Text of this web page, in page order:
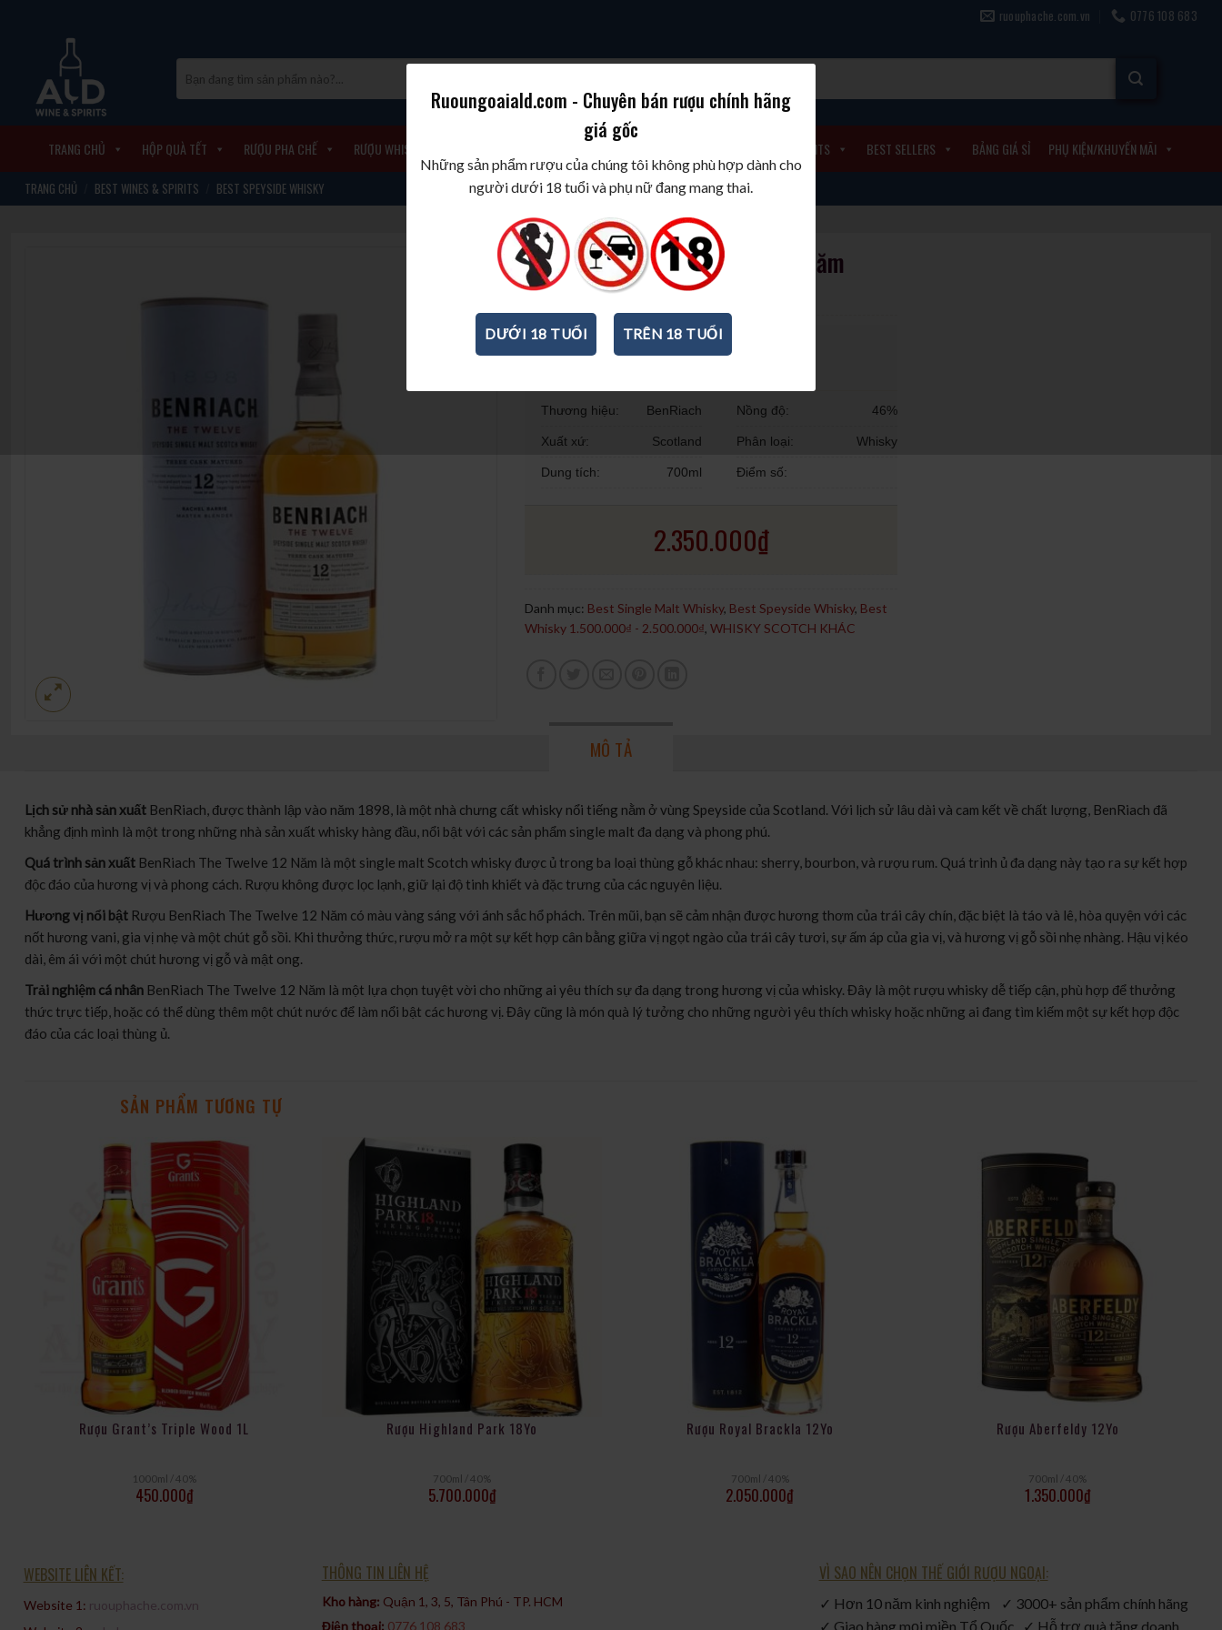
ruouphache.com.vn 0776 108 683
kiếm:
TRANG CHỦ HỘP QUÀ TẾT RƯỢU PHA CHẾ RƯỢU WHISKY BEST WINES & SPIRITS BEST SELLERS BẢNG GIÁ SỈ PHỤ KIỆN/KHUYẾN MÃI
TRANG CHỦ BEST WINES & SPIRITS BEST SPEYSIDE WHISKY
Rượu Benriach The Twelve 12 năm
700ml 46%
Thương hiệu: BenRiach
Xuất xứ: Scotland
Dung tích: 700ml
Nồng độ: 46%
Phân loại: Whisky
Điểm số:
2.350.000₫
Danh mục: Best Single Malt Whisky, Best Speyside Whisky, Best
Whisky 1.500.000₫ - 2.500.000₫, WHISKY SCOTCH KHÁC
MÔ TẢ
Lịch sử nhà sản xuất BenRiach, được thành lập vào năm 1898, là một nhà chưng cất whisky nổi tiếng nằm ở vùng Speyside của Scotland. Với lịch sử lâu dài và cam kết về chất lượng, BenRiach đã
khẳng định mình là một trong những nhà sản xuất whisky hàng đầu, nổi bật với các sản phẩm single malt đa dạng và phong phú.
Quá trình sản xuất BenRiach The Twelve 12 Năm là một single malt Scotch whisky được ủ trong ba loại thùng gỗ khác nhau: sherry, bourbon, và rượu rum. Quá trình ủ đa dạng này tạo ra sự kết hợp
độc đáo của hương vị và phong cách. Rượu không được lọc lạnh, giữ lại độ tinh khiết và đặc trưng của các nguyên liệu.
Hương vị nổi bật Rượu BenRiach The Twelve 12 Năm có màu vàng sáng với ánh sắc hổ phách. Trên mũi, bạn sẽ cảm nhận được hương thơm của trái cây chín, đặc biệt là táo và lê, hòa quyện với các
nốt hương vani, gia vị nhẹ và một chút gỗ sồi. Khi thưởng thức, rượu mở ra một sự kết hợp cân bằng giữa vị ngọt ngào của trái cây tươi, sự ấm áp của gia vị, và hương vị gỗ sồi nhẹ nhàng. Hậu vị kéo
dài, êm ái với một chút hương vị gỗ và mật ong.
Trải nghiệm cá nhân BenRiach The Twelve 12 Năm là một lựa chọn tuyệt vời cho những ai yêu thích sự đa dạng trong hương vị của whisky. Đây là một rượu whisky dễ tiếp cận, phù hợp để thưởng
thức trực tiếp, hoặc có thể dùng thêm một chút nước để làm nổi bật các hương vị. Đây cũng là món quà lý tưởng cho những người yêu thích whisky hoặc những ai đang tìm kiếm một sự kết hợp độc
đáo của các loại thùng ủ.
SẢN PHẨM TƯƠNG TỰ
Rượu Grant’s Triple Wood 1L
1000ml / 40%
450.000₫
Rượu Highland Park 18Yo
700ml / 40%
5.700.000₫
Rượu Royal Brackla 12Yo
700ml / 40%
2.050.000₫
Rượu Aberfeldy 12Yo
700ml / 40%
1.350.000₫
WEBSITE LIÊN KẾT:
Website 1: ruouphache.com.vn
THÔNG TIN LIÊN HỆ
Kho hàng: Quận 1, 3, 5, Tân Phú - TP. HCM​
Điện thoại: 0776 108 683
VÌ SAO NÊN CHỌN THẾ GIỚI RƯỢU NGOẠI:
✓ Hơn 10 năm kinh nghiệm ✓ 3000+ sản phẩm chính hãng
✓ Giao hàng mọi miền Tổ Quốc ✓ Hỗ trợ quà tặng doanh
Ruoungoaiald.com - Chuyên bán rượu chính hãng
giá gốc
Những sản phẩm rượu của chúng tôi không phù hợp dành cho
người dưới 18 tuổi và phụ nữ đang mang thai.
DƯỚI 18 TUỔI TRÊN 18 TUỔI